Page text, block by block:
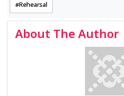
Rehearsal
About The Author